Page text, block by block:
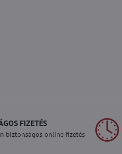
FIZETÉS
biztonságos online fizetés